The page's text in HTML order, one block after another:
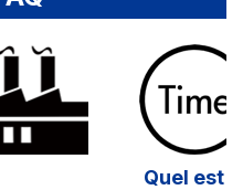
Quel est